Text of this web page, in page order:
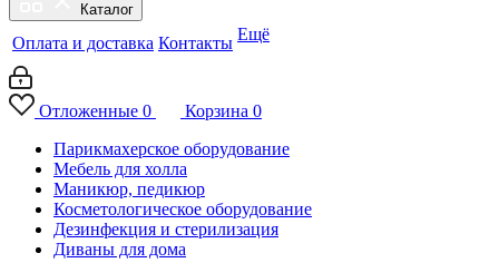
Каталог
Оплата и доставка Контакты Ещё
Отложенные 0 Корзина 0
Парикмахерское оборудование
Мебель для холла
Маникюр, педикюр
Косметологическое оборудование
Дезинфекция и стерилизация
Диваны для дома